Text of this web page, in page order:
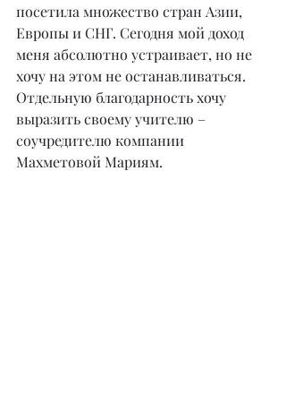
посетила множество стран Азии,
Европы и СНГ. Сегодня мой доход
меня абсолютно устраивает, но не
хочу на этом не останавливаться.
Отдельную благодарность хочу
выразить своему учителю –
соучредителю компании
Махметовой Мариям.